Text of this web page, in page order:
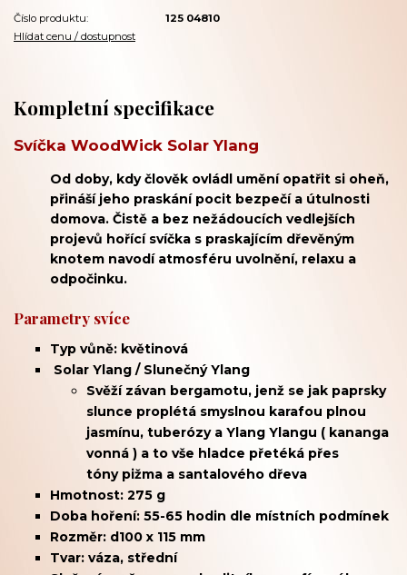
Číslo produktu:
125 04810
Hlídat cenu / dostupnost
Kompletní specifikace
Svíčka WoodWick Solar Ylang
Od doby, kdy člověk ovládl umění opatřit si oheň,
přináší jeho praskání pocit bezpečí a útulnosti
domova. Čistě a bez nežádoucích vedlejších
projevů hořící svíčka s praskajícím dřevěným
knotem navodí atmosféru uvolnění, relaxu a
odpočinku.
Parametry svíce
Typ vůně: květinová
Solar Ylang / Slunečný Ylang
Svěží závan bergamotu, jenž se jak paprsky
slunce proplétá smyslnou karafou plnou
jasmínu, tuberózya Ylang Ylangu ( kananga
vonná ) a to vše hladce přetéká přes
tóny pižma a santalového dřeva
Hmotnost: 275 g
Doba hoření: 55-65 hodin dle místních podmínek
Rozměr: d100 x 115 mm
Tvar: váza, střední